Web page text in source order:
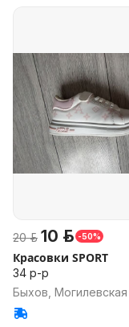
20 р. 10 р. -50%
Красовки SPORT
34 р-р
Быхов, Могилевская